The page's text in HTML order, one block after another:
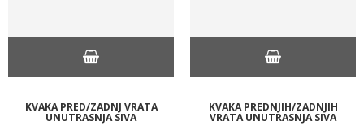
KVAKA PRED/ZADNJ VRATA
UNUTRASNJA SIVA
KVAKA PREDNJIH/ZADNJIH
VRATA UNUTRASNJA SIVA